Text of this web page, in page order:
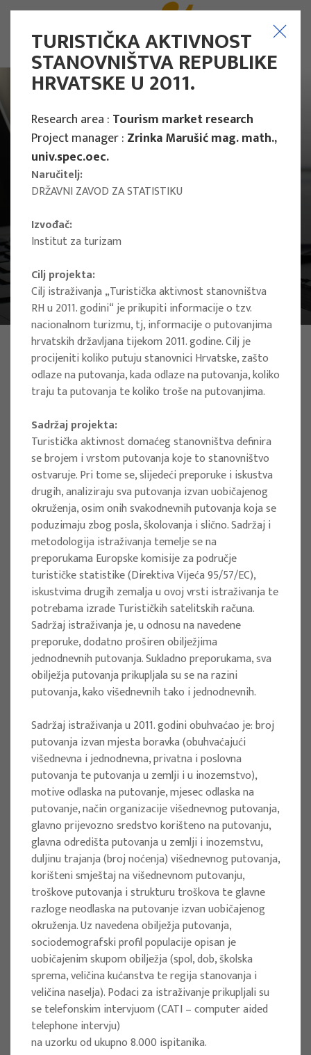
Main Projects Research Projects
PHOTO:ILUSTRATIVNA FOTOGRAFIJA
Projects
Filter
All
Search
RESEARCH PROJECTS
Strategic Guidelines for Tourism
Development in the City of Osijek
Project manager
Snježana Boranić Živoder
Implementation period : 2024
More
RESEARCH PROJECTS
Tourism Strategy of Šibenik-Knin
County until 2030
Project manager
Snježana Boranić Živoder
Client : Turistička zajednica Šibensko-
kninske županije
Implementation period : 2024
More
TURISTIČKA AKTIVNOST
STANOVNIŠTVA REPUBLIKE
HRVATSKE U 2011.
Research area : Tourism market research
Project manager : Zrinka Marušić mag. math.,
univ.spec.oec.
Naručitelj:
DRŽAVNI ZAVOD ZA STATISTIKU
Izvođač:
Institut za turizam
Cilj projekta:
Cilj istraživanja „Turistička aktivnost stanovništva
RH u 2011. godini“ je prikupiti informacije o tzv.
nacionalnom turizmu, tj, informacije o putovanjima
hrvatskih državljana tijekom 2011. godine. Cilj je
procijeniti koliko putuju stanovnici Hrvatske, zašto
odlaze na putovanja, kada odlaze na putovanja, koliko
traju ta putovanja te koliko troše na putovanjima.
Sadržaj projekta:
Turistička aktivnost domaćeg stanovništva definira
se brojem i vrstom putovanja koje to stanovništvo
ostvaruje. Pri tome se, slijedeći preporuke i iskustva
drugih, analiziraju sva putovanja izvan uobičajenog
okruženja, osim onih svakodnevnih putovanja koja se
poduzimaju zbog posla, školovanja i slično. Sadržaj i
metodologija istraživanja temelje se na
preporukama Europske komisije za područje
turističke statistike (Direktiva Vijeća 95/57/EC),
iskustvima drugih zemalja u ovoj vrsti istraživanja te
potrebama izrade Turističkih satelitskih računa.
Sadržaj istraživanja je, u odnosu na navedene
preporuke, dodatno proširen obilježjima
jednodnevnih putovanja. Sukladno preporukama, sva
obilježja putovanja prikupljala su se na razini
putovanja, kako višednevnih tako i jednodnevnih.
Sadržaj istraživanja u 2011. godini obuhvaćao je: broj
putovanja izvan mjesta boravka (obuhvaćajući
višednevna i jednodnevna, privatna i poslovna
putovanja te putovanja u zemlji i u inozemstvo),
motive odlaska na putovanje, mjesec odlaska na
putovanje, način organizacije višednevnog putovanja,
glavno prijevozno sredstvo korišteno na putovanju,
glavna odredišta putovanja u zemlji i inozemstvu,
duljinu trajanja (broj noćenja) višednevnog putovanja,
korišteni smještaj na višednevnom putovanju,
troškove putovanja i strukturu troškova te glavne
razloge neodlaska na putovanje izvan uobičajenog
okruženja. Uz navedena obilježja putovanja,
sociodemografski profil populacije opisan je
uobičajenim skupom obilježja (spol, dob, školska
sprema, veličina kućanstva te regija stanovanja i
veličina naselja). Podaci za istraživanje prikupljali su
se telefonskim intervjuom (CATI – computer aided
telephone intervju)
na uzorku od ukupno 8.000 ispitanika.